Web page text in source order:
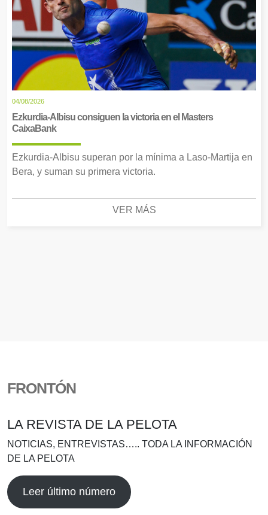
04/08/2026
Ezkurdia-Albisu consiguen la victoria en el Masters
CaixaBank
Ezkurdia-Albisu superan por la mínima a Laso-Martija en
Bera, y suman su primera victoria.
VER MÁS
FRONTÓN
LA REVISTA DE LA PELOTA
NOTICIAS, ENTREVISTAS….. TODA LA INFORMACIÓN
DE LA PELOTA
Leer último número